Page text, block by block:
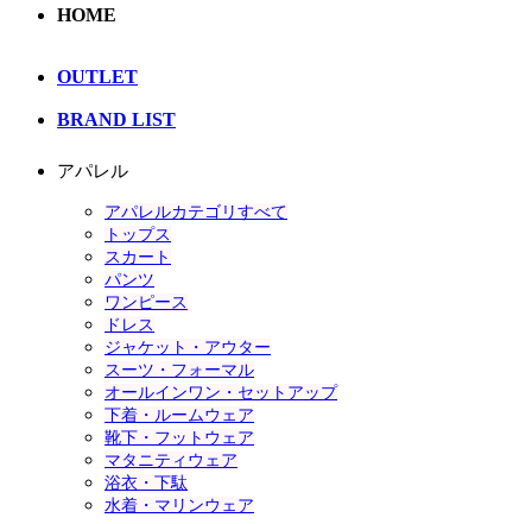
HOME
OUTLET
BRAND LIST
アパレル
アパレルカテゴリすべて
トップス
スカート
パンツ
ワンピース
ドレス
ジャケット・アウター
スーツ・フォーマル
オールインワン・セットアップ
下着・ルームウェア
靴下・フットウェア
マタニティウェア
浴衣・下駄
水着・マリンウェア